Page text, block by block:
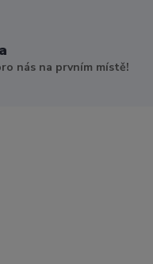
nás na prvním místě!